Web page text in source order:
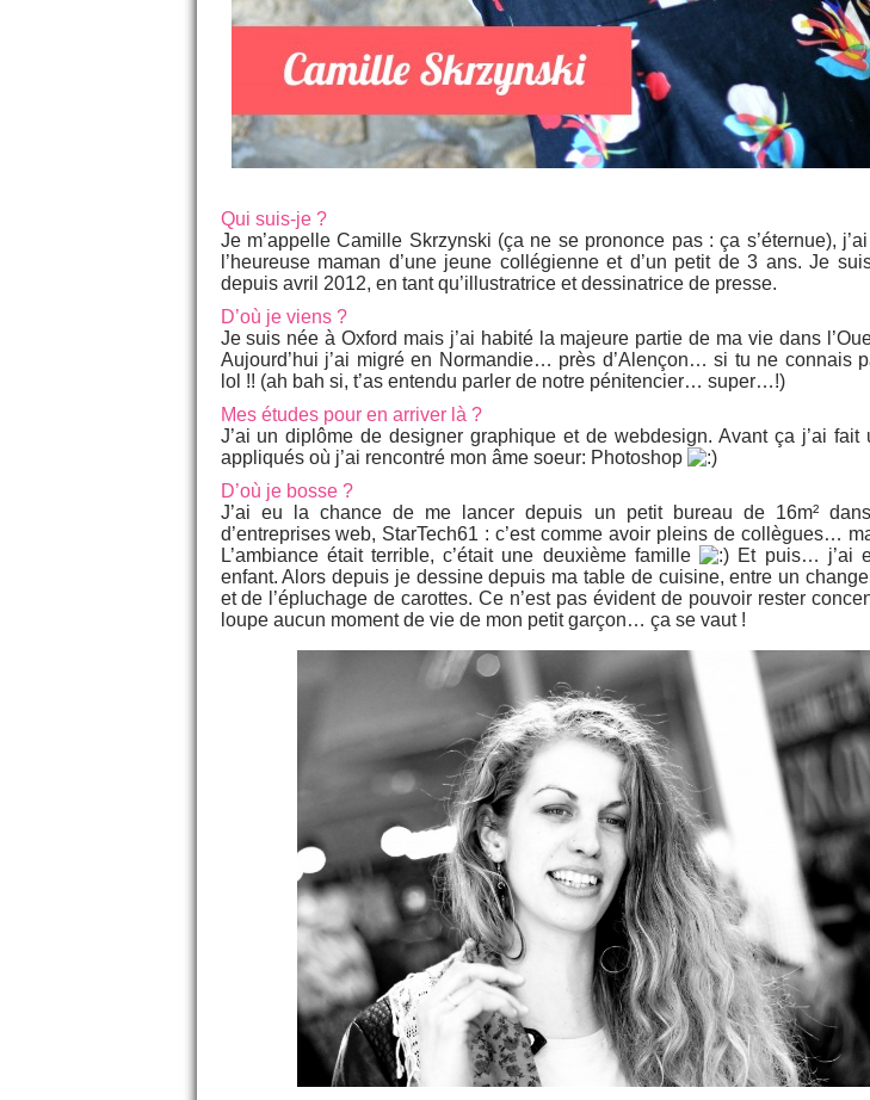
Qui suis-je ?
Je m’appelle Camille Skrzynski (ça ne se prononce pas : ça s’éternue),
l’heureuse maman d’une jeune collégienne et d’un petit de 3 ans. Je
depuis avril 2012, en tant qu’illustratrice et dessinatrice de presse.
D’où je viens ?
Je suis née à Oxford mais j’ai habité la majeure partie de ma vie dans
Aujourd’hui j’ai migré en Normandie… près d’Alençon… si tu ne connais
lol !! (ah bah si, t’as entendu parler de notre pénitencier… super…!)
Mes études pour en arriver là ?
J’ai un diplôme de designer graphique et de webdesign. Avant ça j’ai fait
appliqués où j’ai rencontré mon âme soeur: Photoshop
D’où je bosse ?
J’ai eu la chance de me lancer depuis un petit bureau de 16m²
d’entreprises web, StarTech61 : c’est comme avoir pleins de collègues…
L’ambiance était terrible, c’était une deuxième famille
Et puis… j’ai
enfant. Alors depuis je dessine depuis ma table de cuisine, entre un
et de l’épluchage de carottes. Ce n’est pas évident de pouvoir rester
loupe aucun moment de vie de mon petit garçon… ça se vaut !